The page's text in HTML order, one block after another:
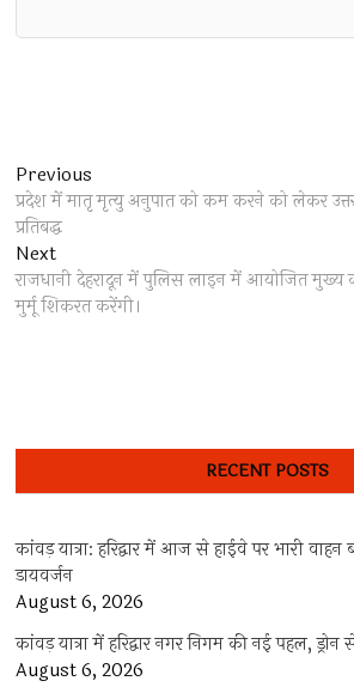
Post
navigation
Previous
post:
प्रदेश में मातृ मृत्यु अनुपात को कम करने को लेकर
प्रतिबद्ध
NextNext
post:
राजधानी देहरादून में पुलिस लाइन में आयोजित मुख्य
मुर्मू शिकरत करेंगी।
RECENT POSTS
कांवड़ यात्रा: हरिद्वार में आज से हाईवे पर भारी
डायवर्जन
August 6, 2026
कांवड़ यात्रा में हरिद्वार नगर निगम की नई पहल, ड्रोन
August 6, 2026